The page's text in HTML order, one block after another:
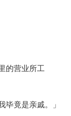
的营业所工
毕竟是亲戚。」